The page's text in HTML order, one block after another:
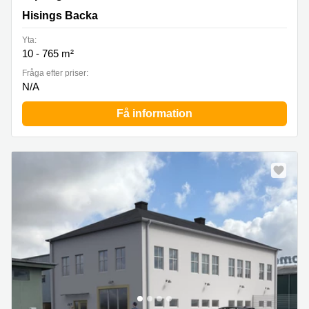
Hisings Backa
Yta:
10 - 765 m²
Fråga efter priser:
N/A
Få information